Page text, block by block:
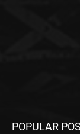
POPULAR